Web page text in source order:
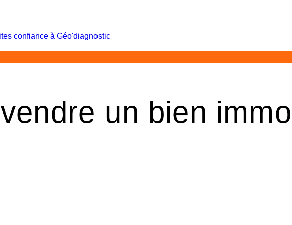
vendre un bien